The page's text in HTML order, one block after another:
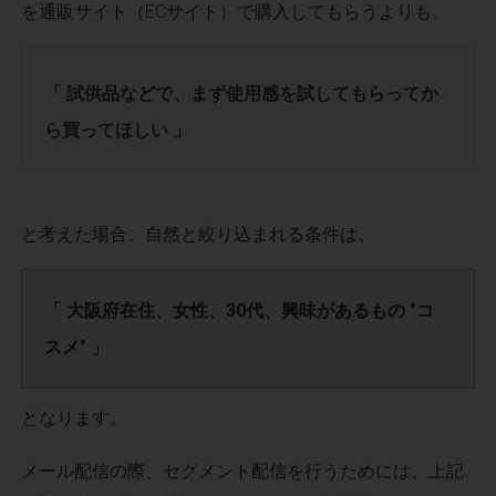
を通販サイト（ECサイト）で購入してもらうよりも、
「 試供品などで、まず使用感を試してもらってか
ら買ってほしい 」
と考えた場合、自然と絞り込まれる条件は、
「 大阪府在住、女性、30代、興味があるもの "コ
スメ" 」
となります。
メール配信の際、セグメント配信を行うためには、上記